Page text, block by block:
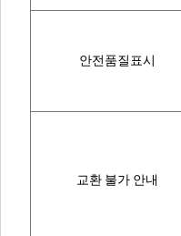
안전품질표시
교환 불가 안내